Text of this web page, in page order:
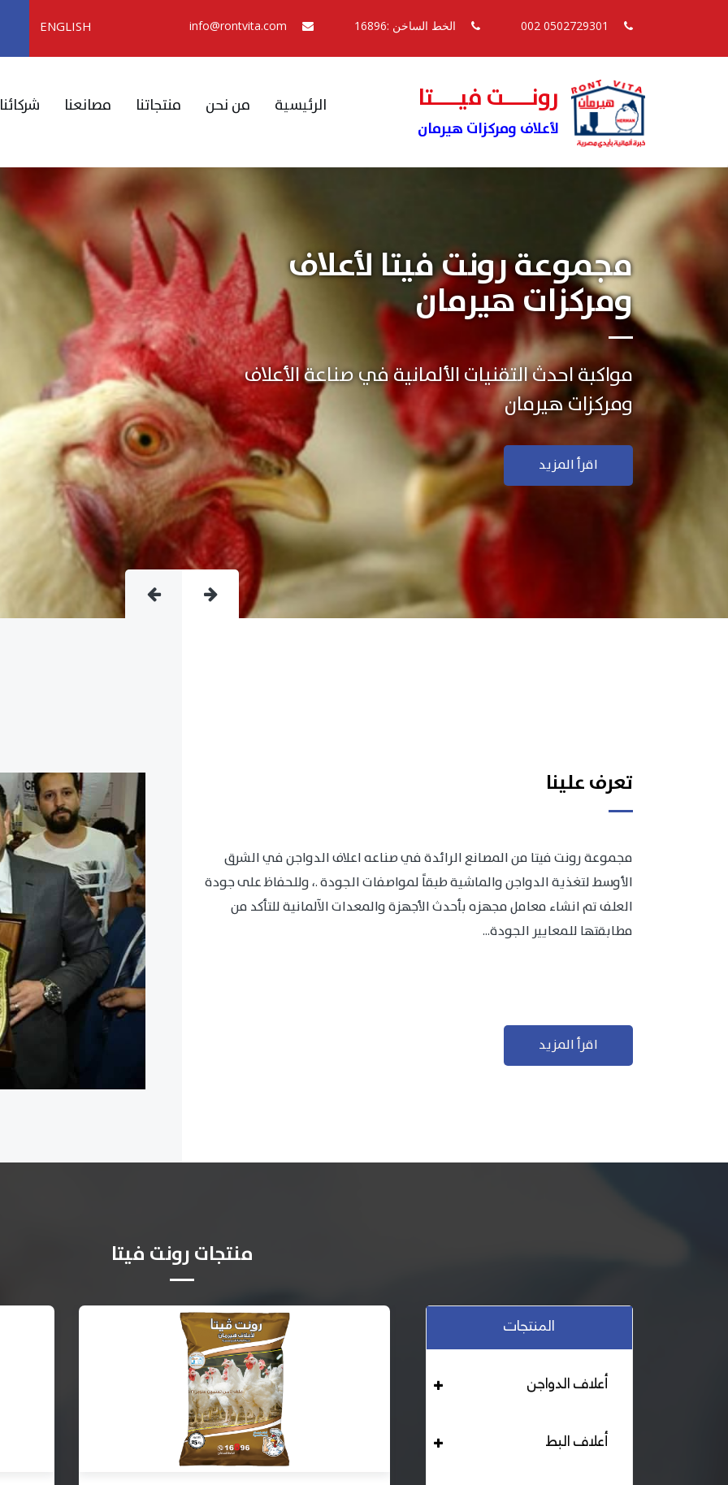
الخط الساخن :16896 ENGLISH
رونــــت فيــــتا
لأعلاف ومركزات هيرمان
الرئيسية من نحن منتجاتنا مصانعنا شركائنا
مجموعة رونت فيتا لأعلاف
ومركزات هيرمان
نستخدم التكنولوجيا الألمانية المتقدمة فى صناعة
منتجاتنا بجودة ودقة عالية
اقرأ المزيد
تعرف علينا
مجموعة رونت فيتا من المصانع الرائدة في صناعه اعلاف الدواجن في الشرق
الأوسط لتغذية الدواجن والماشية طبقاً لمواصفات الجودة .، وللحفاظ على جودة
العلف تم انشاء معامل مجهزه بأحدث الأجهزة والمعدات الآلمانية للتأكد من
مطابقتها للمعايير الجودة...
اقرأ المزيد
منتجات رونت فيتا
المنتجات
أعلاف الدواجن
أعلاف البط